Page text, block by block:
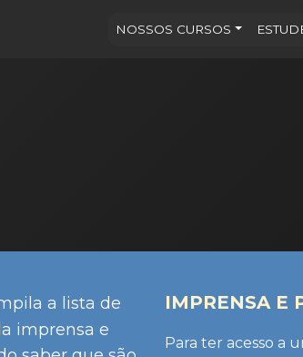
NOSSOS CURSOS
a lista de
imprensa e
IMPRENSA E
Para ter acesso a